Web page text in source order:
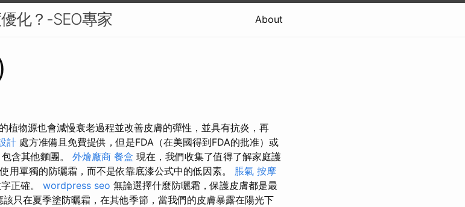
化？-SEO專家 About
物源也會減慢衰老過程並改善皮膚的彈性，並具有抗炎，再
計 處方准備且免費提供，但是FDA（在美國得到FDA的批准）或
含其他麵團。 外燴廠商 餐盒 現在，我們收集了值得了解家庭護
用單獨的防曬霜，而不是依靠底漆公式中的低因素。 脹氣 按摩
正確。 wordpress seo 無論選擇什麼防曬霜，保護皮膚都是最
只在夏季塗防曬霜，在其他季節，當我們的皮膚暴露在陽光下